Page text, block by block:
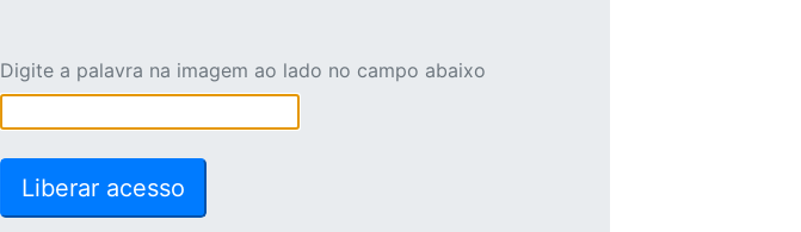
Digite a palavra na imagem ao lado no campo abaixo